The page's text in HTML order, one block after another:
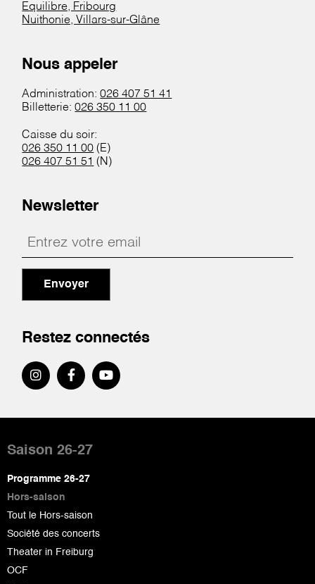
Equilibre, Fribourg
Nuithonie, Villars-sur-Glâne
Nous appeler
Administration:026 407 51 41
Billetterie:026 350 11 00
Caisse du soir:
026 350 11 00 (E)
026 407 51 51 (N)
Newsletter
Envoyer
Restez connectés
de
page
Saison 26-27
Programme 26-27
Hors-saison
Tout le Hors-saison
Société des concerts
Theater in Freiburg
OCF